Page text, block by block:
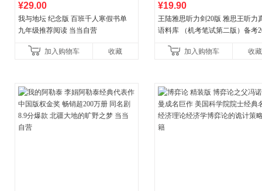
¥29.00
我与地坛 纪念版 百班千人寒假书单
九年级推荐阅读 当当自营
加入购物车 收藏
¥19.90
王陆雅思听力剑20版 雅思王听力
语料库 （机考笔试第二版）备考
新增在
加入购物车 收藏